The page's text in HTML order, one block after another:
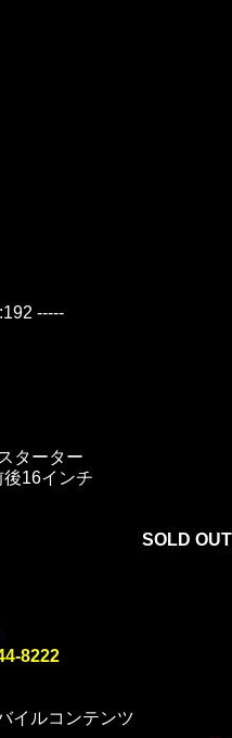
-----
ターター
16インチ
SOLD OUT
8222
イルコンテンツ